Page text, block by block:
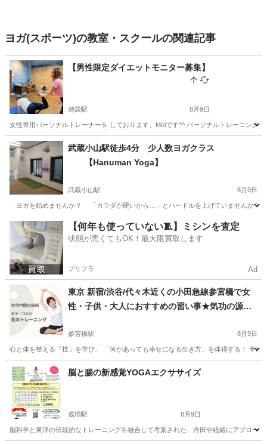
ヨガ(スポーツ)の教室・スクールの関連記事
【男性限定ダイエットモニター募集】
池袋駅 8月9日
女性専用パーソナルトレーナーを しております、Meiです^^ パーソナルトレーニング
東京 豊島区 池袋駅 スポーツ 男性向け
武蔵小山駅徒歩4分 少人数ヨガクラス
【Hanuman Yoga】
武蔵小山駅 8月9日
ヨガを始めませんか？ 「カラダが硬いから…」とハードルを上げていませんか？
東京 品川区 武蔵小山駅 ヨガ レッスン
【何年も使っていない🧵】ミシンを査定
状態が悪くてもOK！最大限買取します
プリフラ Ad
東京 新宿/渋谷/代々木近くの小田急線参宮橋で女
性・子供・大人におすすめの習い事★気功の源流
なる健康武術「道家動功術」【気のトレーニング
道家道学院】
参宮橋駅 8月9日
心と体を整える「技」を学び、 「何があっても幸せになる生き方」を体得する！ 🔷
東京 渋谷区 参宮橋駅 気功 護身術
脳と腸の新感覚YOGAエクササイズ
成増駅 8月9日
脳科学と東洋の伝統的なトレーニングを融合して考案された、丹田や経絡にアプロー